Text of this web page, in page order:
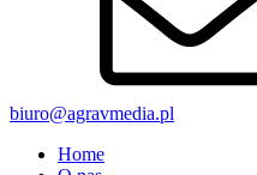
biuro@agravmedia.pl
Home